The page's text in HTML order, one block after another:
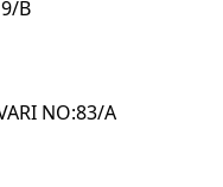
B
NO:83/A